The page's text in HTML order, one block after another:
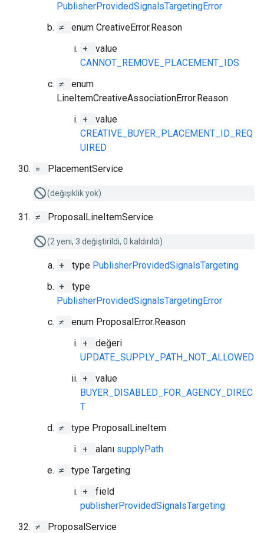
PublisherProvidedSignalsTargetingError
≠
enum CreativeError.Reason
+
value
CANNOT_REMOVE_PLACEMENT_IDS
≠
enum
LineItemCreativeAssociationError.Reason
+
value
CREATIVE_BUYER_PLACEMENT_ID_REQ
UIRED
=
PlacementService
(değişiklik yok)
≠ ProposalLineItemService
(2 yeni, 3 değiştirildi, 0 kaldırıldı)
+ type PublisherProvidedSignalsTargeting
+
type
PublisherProvidedSignalsTargetingError
≠
enum ProposalError.Reason
+
değeri
UPDATE_SUPPLY_PATH_NOT_ALLOWED
+
value
BUYER_DISABLED_FOR_AGENCY_DIREC
T
≠
type ProposalLineItem
+
alanı supplyPath
≠
type Targeting
+
field
publisherProvidedSignalsTargeting
≠
ProposalService